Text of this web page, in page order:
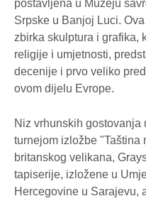
postavljena u Muzeju
Srpske u Banjoj Luci.
zbirka skulptura i grafika,
religije i umjetnosti,
decenije i prvo veliko
ovom dijelu Evrope.
Niz vrhunskih
turnejom izložbe "Taština
britanskog velikana,
tapiserije, izložene u
Hercegovine u Sarajevu,